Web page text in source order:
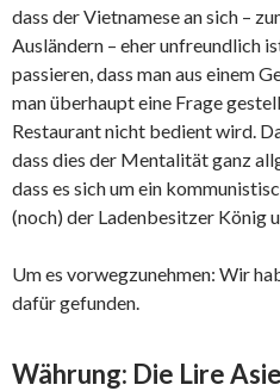
dass der Vietnamese an sich –
Ausländern – eher unfreundlich
passieren, dass man aus einem
man überhaupt eine Frage
Restaurant nicht bedient wird.
dass dies der Mentalität ganz
dass es sich um ein
(noch) der Ladenbesitzer König
Um es vorwegzunehmen: Wir
dafür gefunden.
Währung: Die Lire